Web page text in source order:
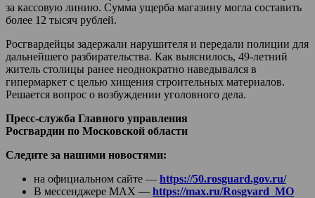
за кассовую линию. Сумма ущерба магазину могла составить
более 12 тысяч рублей.
Росгвардейцы задержали нарушителя и передали полиции для
дальнейшего разбирательства. Как выяснилось, 49-летний
житель столицы ранее неоднократно наведывался в
гипермаркет с целью хищения строительных материалов.
Решается вопрос о возбуждении уголовного дела.
Пресс-служба Главного управления
Росгвардии по Московской области
Следите за нашими новостями:
на официальном сайте — https://50.rosguard.gov.ru/
В мессенджере МАХ — https://max.ru/Rosgvard_MO